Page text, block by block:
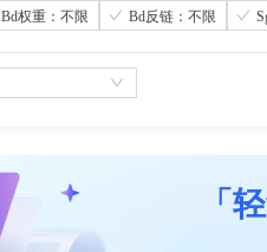
Bd权重：不限 Bd反链：不限
「